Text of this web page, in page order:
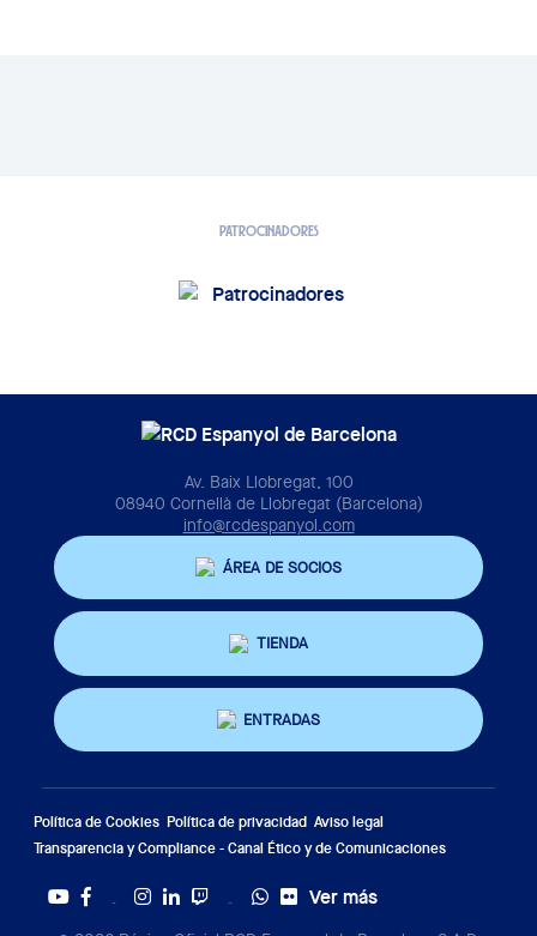
PATROCINADORES
Av. Baix Llobregat, 100
08940 Cornellà de Llobregat (Barcelona)
info@rcdespanyol.com
ÁREA DE SOCIOS
TIENDA
ENTRADAS
Política de Cookies Política de privacidad Aviso legal
Transparencia y Compliance - Canal Ético y de Comunicaciones
Ver más